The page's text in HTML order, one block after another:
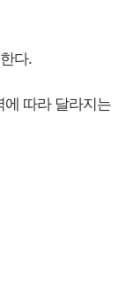
다.
에 따라 달라지는